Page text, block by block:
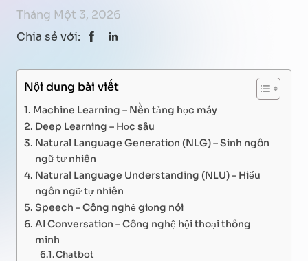
Tháng Một 3, 2026
Chia sẻ với:
Nội dung bài viết
Machine Learning – Nền tảng học máy
Deep Learning – Học sâu
Natural Language Generation (NLG) – Sinh ngôn
ngữ tự nhiên
Natural Language Understanding (NLU) – Hiểu
ngôn ngữ tự nhiên
Speech – Công nghệ giọng nói
AI Conversation – Công nghệ hội thoại thông
minh
Chatbot